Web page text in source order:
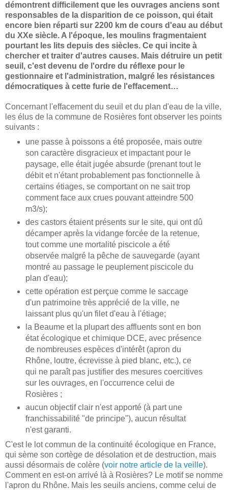
démontrent difficilement que les ouvrages anciens sont
responsables de la disparition de ce poisson, qui était
encore bien réparti sur 2200 km de cours d'eau au début
du XXe siècle. A l'époque, les moulins fragmentaient
pourtant les lits depuis des siècles. Ce qui incite à
chercher et traiter d'autres causes. Mais détruire un petit
seuil, c'est devenu de l'ordre du réflexe pour le
gestionnaire et l'administration, malgré les résistances
démocratiques à cette furie de l'effacement…
Concernant l'effacement du seuil et du plan d'eau de la ville,
les élus de la commune de Rosières font observer les points
suivants :
une passe à poissons a été proposée, mais outre
son caractère disgracieux et impactant pour le
paysage, elle était jugée absurde (prenant tout le
débit et n'étant probablement pas fonctionnelle à
certains étiages, se comportant on ne sait trop
comment face aux crues pouvant atteindre 500
m3/s);
des castors étaient présents sur le site, qui ont dû
décamper après la vidange forcée de la retenue,
tout comme une mortalité piscicole a été
observée malgré la pêche de sauvegarde (ayant
montré au passage le peuplement piscicole du
plan d'eau);
cette opération est perçue comme le saccage
d'un patrimoine très apprécié de la ville, ne
laissant plus qu'un filet d'eau à l'étiage;
la Beaume et la plupart des affluents sont en bon
état écologique et chimique DCE, avec présence
de nombreuses espèces d'intérêt (apron du
Rhône, loutre, écrevisse à pied blanc, etc.), ce
qui ne paraît pas justifier des mesures coercitives
sur les ouvrages, en l'occurrence celui de
Rosières ;
aucun objectif clair n'est apporté (à part une
franchissabilité "de principe"), aucun résultat
n'est garanti.
C'est le lot commun de la continuité écologique en France,
qui sème son cortège de désolation et de destruction, mais
aussi désormais de colère (voir notre article de la veille).
Comment en est-on arrivé là à Rosières? Le motif se nomme
l'apron du Rhône. Mais les seuils anciens, comme celui de